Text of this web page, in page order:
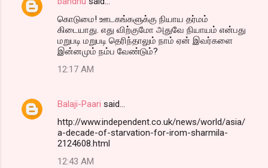
e
கொடுமை! ஊடகங்களுக்கு நியாய தர்மம்
கிடையாது. எது விற்குமோ அதுவே நியாயம் என்பது
மறுபடி மறுபடி தெரிந்தாலும் நாம் ஏன் இவர்களை
இன்னமும் நம்ப வேண்டும்?
12:17 AM
Balaji-Paari said…
http://www.independent.co.uk/news/world/asia/
a-decade-of-starvation-for-irom-sharmila-
2124608.html
12:43 AM